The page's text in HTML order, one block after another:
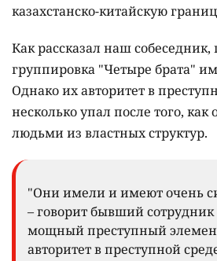
казахстанско-китайскую
Как рассказал наш
группировка "Четыре брата"
Однако их авторитет в
несколько упал после того, как
людьми из властных структур.
"Они имели и имеют очень
– говорит бывший
мощный преступный
авторитет в преступной